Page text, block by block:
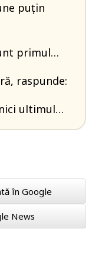
puțin
primul…
raspunde:
ultimul…
în Google
News